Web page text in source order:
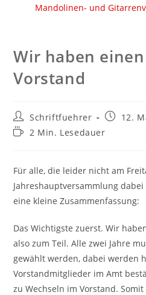
Mandolinen- und
Wir haben
Vorstand
Beitrags-
Autor:
Schriftfuehrer
Beitrag
12.
Lesedauer:
2 Min. Lesedauer
Für alle, die leider nicht am
Jahreshauptversammlung
eine kleine Zusammenfassung:
Das Wichtigste zuerst. Wir
also zum Teil. Alle zwei Jahre
gewählt werden, dabei werden
Vorstandmitglieder im Amt
zu Wechseln im Vorstand.